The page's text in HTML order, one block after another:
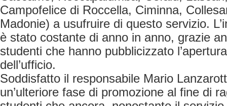
Campofelice di Roccella, Ciminna,
Madonie) a usufruire di questo servizio.
è stato costante di anno in anno, grazie
studenti che hanno pubblicizzato
dell’ufficio.
Soddisfatto il responsabile Mario
un’ulteriore fase di promozione al fine di